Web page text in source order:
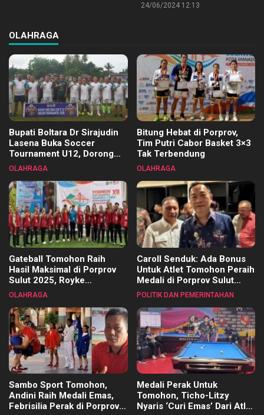
24/06/2024 12:13
OLAHRAGA
Bupati Boltara Dr Sirajudin
Lasena Buka Soccer
Tournament U12, Dorong
Pembinaan Merata di Setiap
OLAHRAGA
Bitung Hebat di Porprov,
Tim Putri Cabor Basket 3×3
Tak Terbendung
OLAHRAGA
Gateball Tomohon Raih
Hasil Maksimal di Porprov
Sulut 2025, Royke
Tangkawarouw Ucapkan
OLAHRAGA
Caroll Senduk: Ada Bonus
Untuk Atlet Tomohon Peraih
Medali di Porprov Sulut
2025
POLITIK DAN PEMERINTAHAN
Sambo Sport Tomohon,
Andini Raih Medali Emas,
Febrisilia Perak di Porprov
Medali Perak Untuk
Tomohon, Ticho-Litzy
Nyaris ‘Curi Emas’ Dari Atlet